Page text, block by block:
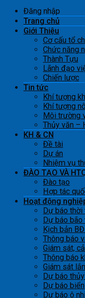
Đăng nhập
Trang chủ
Giới Thiệu
Cơ cấu tổ
Chức năng
Thành Tựu
Lãnh đạo
Chiến lược
Tin tức
Khí tượng
Khí tượng
Môi trường
Thủy văn –
KH & CN
Đề tài
Dự án
Nhiệm vụ
ĐÀO TẠO VÀ
Đào tạo
Hợp tác
Hoạt động
Dự báo thời
Dự báo bão
Kịch bản
Thông báo
Giám sát,
Thông báo
Giám sát
Dự báo
Dự báo biển
Dự báo ô